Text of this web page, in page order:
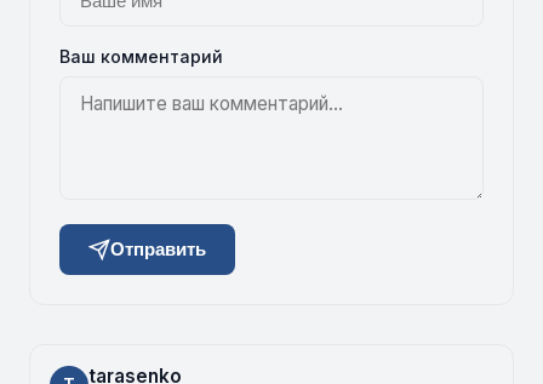
Ваш комментарий
Отправить
tarasenko